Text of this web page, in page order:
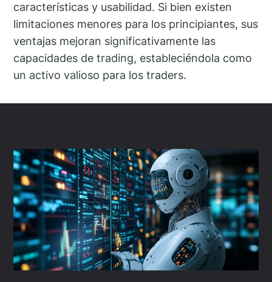
características y usabilidad. Si bien existen
limitaciones menores para los principiantes, sus
ventajas mejoran significativamente las
capacidades de trading, estableciéndola como
un activo valioso para los traders.